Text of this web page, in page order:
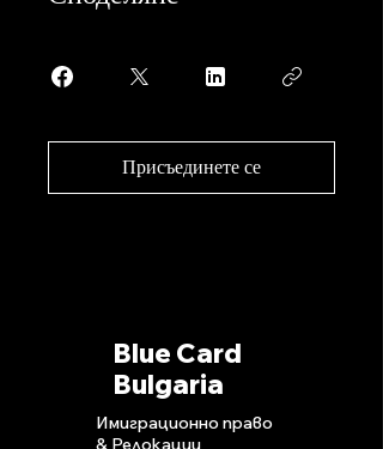
Присъединете се
Blue Card
Bulgaria
Имиграционно право
& Релокации